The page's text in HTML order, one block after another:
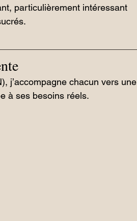
particulièrement intéressant
j’accompagne chacun vers une
à ses besoins réels.